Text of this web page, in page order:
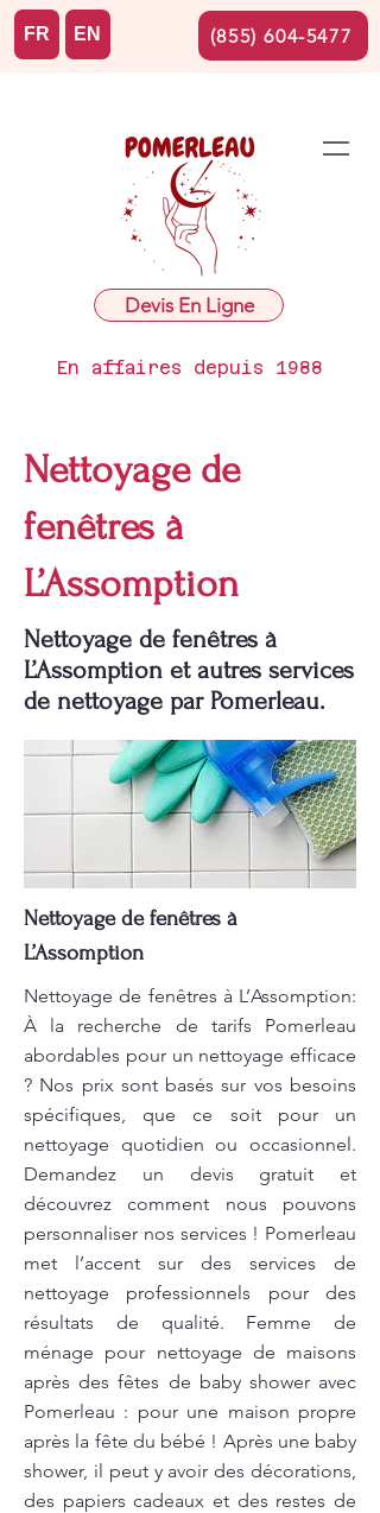
Devis En Ligne
En affaires depuis 1988
FR EN (855) 604-5477
Nettoyage de
fenêtres à
L’Assomption
Nettoyage de fenêtres à
L’Assomption et autres services
de nettoyage par Pomerleau.
Nettoyage de fenêtres à
L’Assomption
Nettoyage de fenêtres à L’Assomption:
À la recherche de tarifs Pomerleau
abordables pour un nettoyage efficace
? Nos prix sont basés sur vos besoins
spécifiques, que ce soit pour un
nettoyage quotidien ou occasionnel.
Demandez un devis gratuit et
découvrez comment nous pouvons
personnaliser nos services ! Pomerleau
met l’accent sur des services de
nettoyage professionnels pour des
résultats de qualité. Femme de
ménage pour nettoyage de maisons
après des fêtes de baby shower avec
Pomerleau : pour une maison propre
après la fête du bébé ! Après une baby
shower, il peut y avoir des décorations,
des papiers cadeaux et des restes de